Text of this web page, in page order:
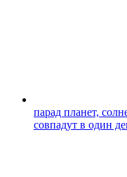
парад планет,
совпадут в один